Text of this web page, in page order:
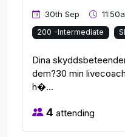
30th Sep
200 -Intermediate
Dina
dem?30 min
h�...
4 attending